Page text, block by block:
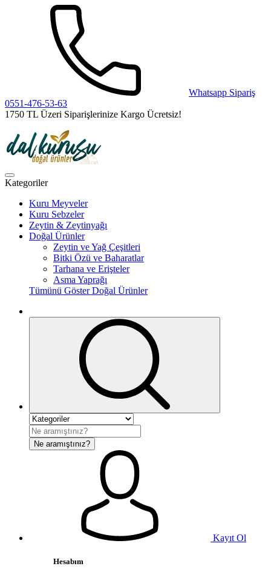
Whatsapp Sipariş
0551-476-53-63
1750 TL Üzeri Siparişlerinize Kargo Ücretsiz!
Kategoriler
Kuru Meyveler
Kuru Sebzeler
Zeytin & Zeytinyağı
Doğal Ürünler
Zeytin ve Yağ Çeşitleri
Bitki Özü ve Baharatlar
Tarhana ve Erişteler
Asma Yaprağı
Tümünü Göster Doğal Ürünler
Ne aramıştınız?
Kayıt Ol
Hesabım